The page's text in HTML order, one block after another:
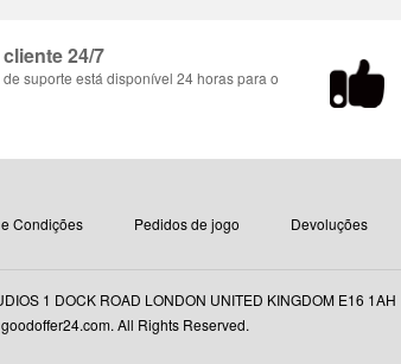
24/7
suporte está disponível 24 horas para o
Condições Pedidos de jogo Devoluções
1 DOCK ROAD LONDON UNITED KINGDOM E16
All Rights Reserved.